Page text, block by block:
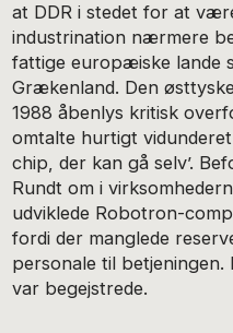
at DDR i stedet for at
industrination nærmere
fattige europæiske lande
Grækenland. Den
1988 åbenlys kritisk
omtalte hurtigt
chip, der kan gå selv’.
Rundt om i
udviklede Robotron-
fordi der manglede
personale til
var begejstrede.